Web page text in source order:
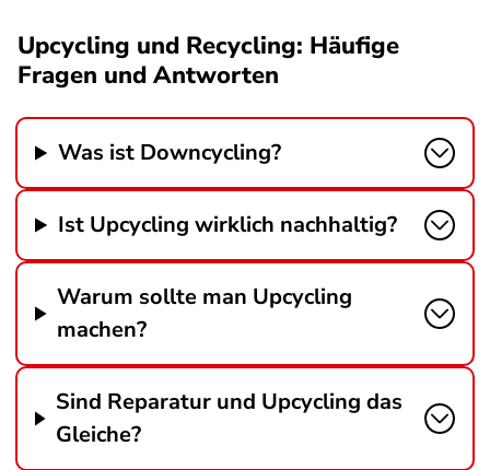
Upcycling und Recycling: Häufige
Fragen und Antworten
Was ist Downcycling?
Ist Upcycling wirklich nachhaltig?
Warum sollte man Upcycling
machen?
Sind Reparatur und Upcycling das
Gleiche?